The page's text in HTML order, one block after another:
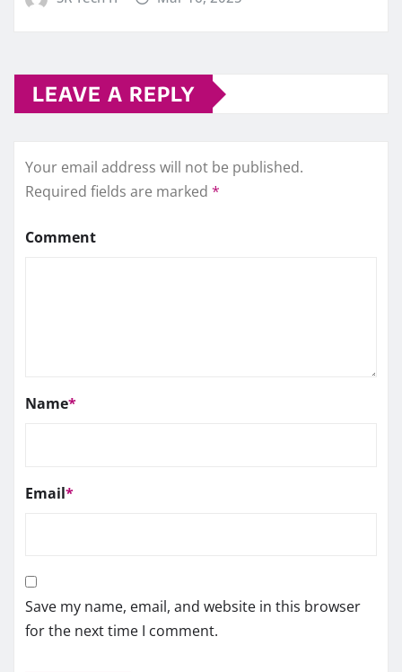
LEAVE A REPLY
Your email address will not be published.
Required fields are marked *
Comment
Name*
Email*
Save my name, email, and website in this browser
for the next time I comment.